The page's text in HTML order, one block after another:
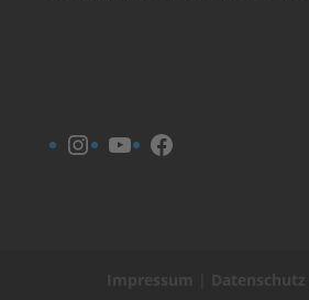
Instagram
YouTubeFacebook
Impressum Datenschutz